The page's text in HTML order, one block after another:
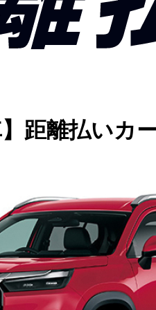
】距離払いカ